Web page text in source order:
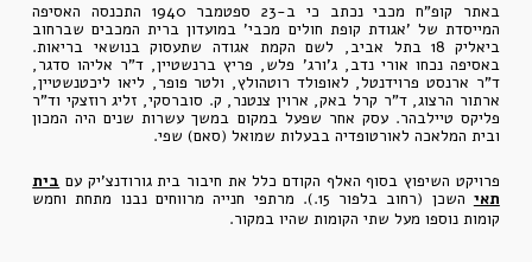
באתר קופ"ח מכבי נכתב כי ב-23 ספטמבר 1940 התכנסה האסיפה
המייסדת של 'אגודת קופת חולים מכבי' במועדון ברית המכבים שברחוב
ביאליק 18 בתל אביב, לשם הקמת אגודה שתעסוק בנושאי בריאות.
באסיפה נכחו אורי נדב, ג'ורג' פלש, פריץ ברנשטיין, ד"ר אליהו סדגר,
ד"ר ארנסט פרוידנטל, לאופולד רוטהולץ, ולטר פופר, ליאו ליכטנשטיין,
ארתור הרצוג, ד"ר קרל באק, ארוין צנטנר, ק. סוברסקי, זליג רוזצקי וד"ר
פליקס טיילבהר. עסק אחר שפעל במקום במשך עשרות שנים היה המכון
ובית המלאכה לאורטופדיה בבעלות שמואל (סאם) שפי.
פרויקט השיפוץ בסוף האלף הקודם כלל את חיבור בית גורודנצ'יק עם בית
תאי
השכן (רחוב בלפור 15.). מרתפי חנייה מרווחים נבנו מתחת וחמש
קומות נוספו מעל שתי הקומות שהיו במקור.